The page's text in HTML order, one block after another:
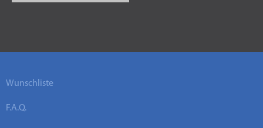
Wunschliste
F.A.Q.